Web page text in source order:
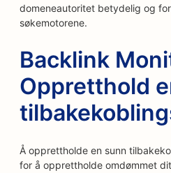
domeneautoritet betydelig og
søkemotorene.
Backlink
Oppretthold
Å opprettholde en sunn
for å opprettholde omdømmet